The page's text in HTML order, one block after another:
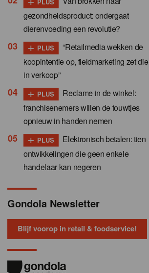
gezondheidsproduct: ondergaat
dierenvoeding een revolutie?
+ PLUS
“Retailmedia wekken de
koopintentie op, fieldmarketing zet
in verkoop”
+ PLUS
Reclame in de winkel:
franchisenemers willen de touwtjes
opnieuw in handen nemen
+ PLUS
Elektronisch betalen: tien
ontwikkelingen die geen enkele
handelaar kan negeren
Gondola Newsletter
Blijf voorop in retail & foodservice!